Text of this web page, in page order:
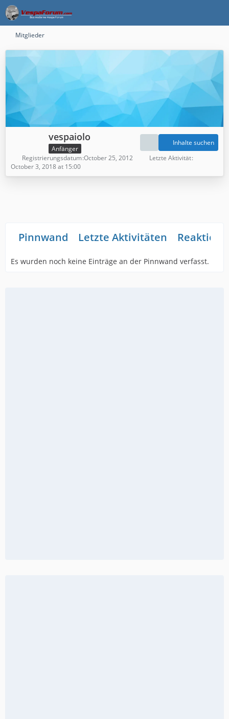
Mitglieder
vespaiolo
Anfänger
Inhalte suchen
Registrierungsdatum October 25, 2012
Letzte Aktivität
October 3, 2018 at 15:00
Pinnwand Letzte Aktivitäten
Es wurden noch keine Einträge an der Pinnwand verfasst.